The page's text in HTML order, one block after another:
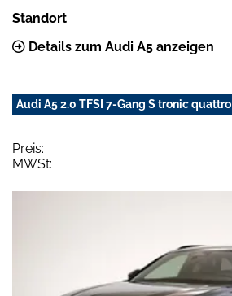
Standort
Details zum Audi A5 anzeigen
Audi A5 2.0 TFSI 7-Gang S tronic quattro
Preis:
MWSt: